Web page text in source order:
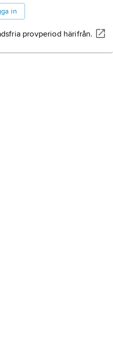
in
provperiod härifrån.